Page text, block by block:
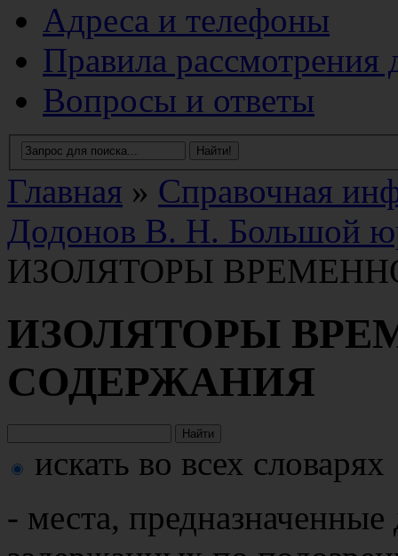
Адреса и телефоны
Правила рассмотрения
Вопросы и ответы
Главная » Справочная
Додонов В. Н. Большой
ИЗОЛЯТОРЫ
ИЗОЛЯТОРЫ
СОДЕРЖАНИЯ
искать во всех словарях
- места,